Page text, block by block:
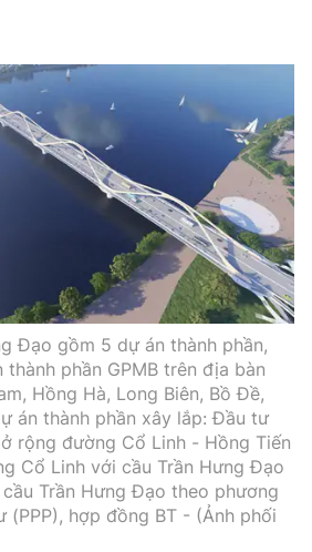
Đạo gồm 5 dự án thành phần,
phần GPMB trên địa bàn
Hồng Hà, Long Biên, Bồ Đề,
án thành phần xây lắp: Đầu tư
rộng đường Cổ Linh - Hồng Tiến
Cổ Linh với cầu Trần Hưng Đạo
Trần Hưng Đạo theo phương
hợp đồng BT - (Ảnh phối